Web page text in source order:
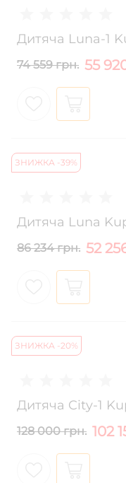
Дитяча Luna-1
74 559 грн. 55
ЗНИЖКА -39%
Дитяча Luna
86 234 грн. 52
ЗНИЖКА -20%
Дитяча City-1
128 000 грн. 102